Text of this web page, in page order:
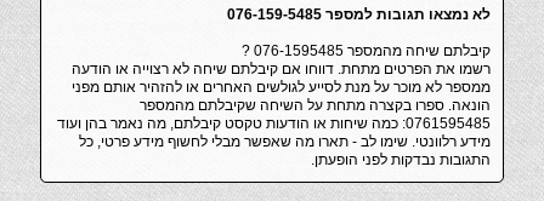
לא נמצאו תגובות למספר 076-159-5485
קיבלתם שיחה מהמספר 076-1595485 ?
רשמו את הפרטים מתחת. דווחו אם קיבלתם שיחה לא רצוייה או הודעה
ממספר לא מוכר על מנת לסייע לגולשים האחרים או להזהיר אותם מפני
הונאה. ספרו בקצרה מתחת על השיחה שקיבלתם מהמספר
0761595485: כמה שיחות או הודעות טקסט קיבלתם, מה נאמר בהן ועוד
מידע רלוונטי. שימו לב - תארו מה שאפשר מבלי לחשוף מידע פרטי, כל
התגובות נבדקות לפני הופעתן.